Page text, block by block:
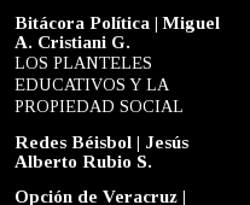
Bitácora Política | Miguel
A. Cristiani G.
LOS PLANTELES
EDUCATIVOS Y LA
PROPIEDAD SOCIAL
Redes Béisbol | Jesús
Alberto Rubio S.
Opción de Veracruz |